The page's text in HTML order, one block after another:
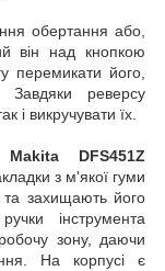
обертання або,
він над кнопкою
перемикати його,
Завдяки реверсу
і викручувати їх.
Makita DFS451Z
з м'якої гуми
та захищають його
інструмента
робочу зону, даючи
На корпусі є